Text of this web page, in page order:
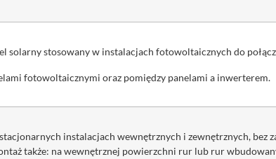
solarny stosowany w instalacjach fotowoltaicznych do
fotowoltaicznymi oraz pomiędzy panelami a inwerterem.
instalacjach wewnętrznych i zewnętrznych, bez
także: na wewnętrznej powierzchni rur lub rur